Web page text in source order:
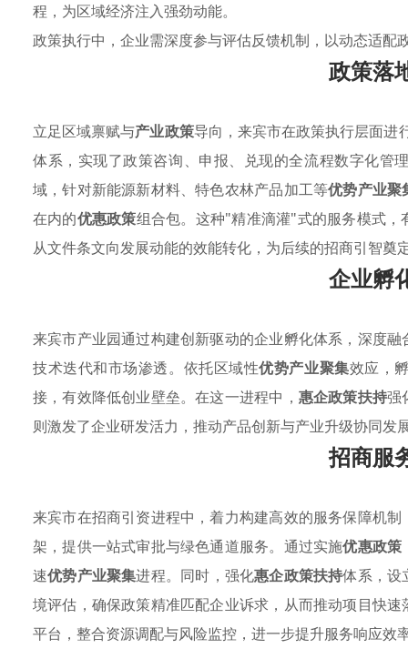
程，为区域经济注入强劲动能。
政策执行中，企业需深度参与评估反馈机制，以动态适配
政策落
立足区域禀赋与产业政策导向，来宾市在政策执行层面进
体系，实现了政策咨询、申报、兑现的全流程数字化管
域，针对新能源新材料、特色农林产品加工等优势产业聚
在内的优惠政策组合包。这种"精准滴灌"式的服务模式
从文件条文向发展动能的效能转化，为后续的招商引智奠
企业孵
来宾市产业园通过构建创新驱动的企业孵化体系，深度融
技术迭代和市场渗透。依托区域性优势产业聚集效应，
接，有效降低创业壁垒。在这一进程中， 惠企政策扶持强
则激发了企业研发活力，推动产品创新与产业升级协同发
招商服
来宾市在招商引资进程中，着力构建高效的服务保障机
架，提供一站式审批与绿色通道服务。通过实施优惠政策
速优势产业聚集进程。同时，强化惠企政策扶持体系，设
境评估，确保政策精准匹配企业诉求，从而推动项目快
平台，整合资源调配与风险监控，进一步提升服务响应效